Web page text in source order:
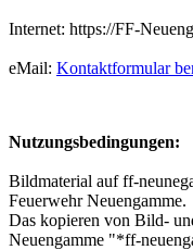
Internet: https://FF-
eMail: Kontaktformular
Nutzungsbedingungen:
Bildmaterial auf ff-
Feuerwehr Neuengamme.
Das kopieren von Bild-
Neuengamme "*ff-